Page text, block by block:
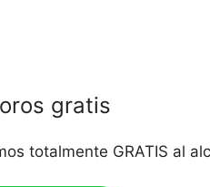
gratis
totalmente GRATIS al